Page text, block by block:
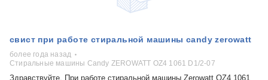
​свист при работе стиральной машины candy zerowatt
более года назад
Стиральные машины Candy ZEROWATT OZ4 1061 D1/2-07
Здравствуйте. При работе стиральной машины Zerowatt OZ4 1061